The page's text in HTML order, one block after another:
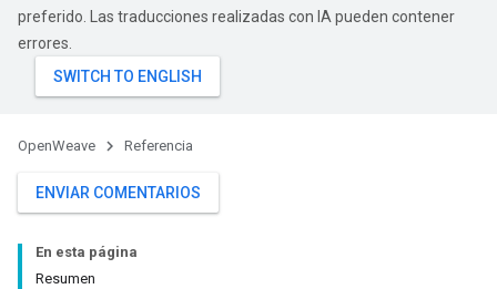
preferido. Las traducciones realizadas con IA pueden contener
errores.
OpenWeave Referencia
ENVIAR COMENTARIOS
En esta página
Resumen